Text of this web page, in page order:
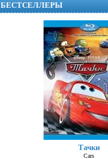
БЕСТСЕЛЛЕРЫ
Тачки
Cars